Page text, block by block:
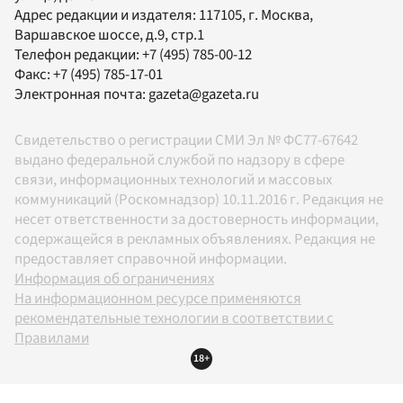
Адрес редакции и издателя: 117105, г. Москва,
Варшавское шоссе, д.9, стр.1
Телефон редакции:+7 (495) 785-00-12
Факс:+7 (495) 785-17-01
Электронная почта:gazeta@gazeta.ru
Свидетельство о регистрации СМИ Эл № ФС77-67642
выдано федеральной службой по надзору в сфере
связи, информационных технологий и массовых
коммуникаций (Роскомнадзор) 10.11.2016 г. Редакция не
несет ответственности за достоверность информации,
содержащейся в рекламных объявлениях. Редакция не
предоставляет справочной информации.
Информация об ограничениях
На информационном ресурсе применяются
рекомендательные технологии в соответствии с
Правилами
18+